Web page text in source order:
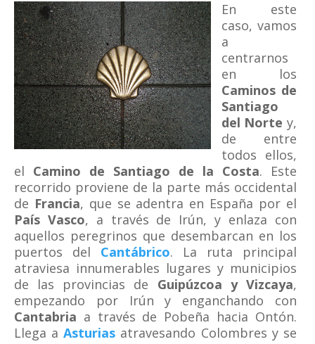
En este
caso, vamos
a
centrarnos
en los
Caminos de
Santiago
del Norte y,
de entre
todos ellos,
el Camino de Santiago de la Costa. Este
recorrido proviene de la parte más occidental
de Francia, que se adentra en España por el
País Vasco, a través de Irún, y enlaza con
aquellos peregrinos que desembarcan en los
puertos del Cantábrico. La ruta principal
atraviesa innumerables lugares y municipios
de las provincias de Guipúzcoa y Vizcaya,
empezando por Irún y enganchando con
Cantabria a través de Pobeña hacia Ontón.
Llega aAsturias atravesando Colombres y se